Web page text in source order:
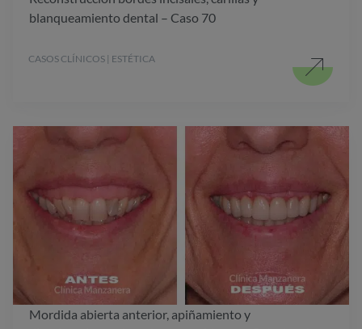
blanqueamiento dental – Caso 70
CASOS CLÍNICOS | ESTÉTICA
Mordida abierta anterior, apiñamiento y